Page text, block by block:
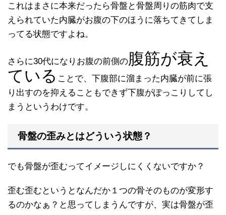
これはまさに本来だったら骨盤と骨盤周りの筋肉で支
えられていた内臓がお腹の下のほうに落ちてきてしま
ってる状態ですよね。
さらに30代になりお腹の前側の腹筋が衰え
ている ことで、下腹部に溜まった内臓が前に張
り出すのを抑えることもできず下腹がぽっこりしてし
まうというわけです。
骨盤の歪みとはどういう状態？
でも骨盤が歪むってイメージしにくくないですか？
歪む歪むというとなんだか１つの骨そのものが変形す
るのかなぁ？と思ってしまうんですが、実は骨盤が歪